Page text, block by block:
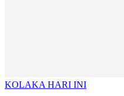
KOLAKA HARI INI